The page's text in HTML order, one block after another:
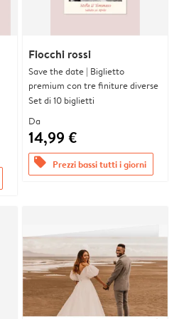
Fiocchi rossi
Save the date | Biglietto
premium con tre finiture diverse
Set di 10 biglietti
Da
14,99 €
offers Prezzi bassi tutti i giorni